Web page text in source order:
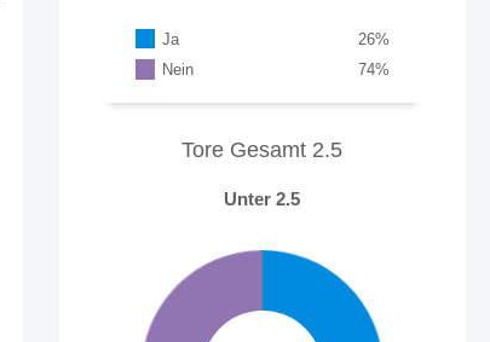
Ja %
26
Nein
%
74
Tore Gesamt 2.5
Unter 2.5